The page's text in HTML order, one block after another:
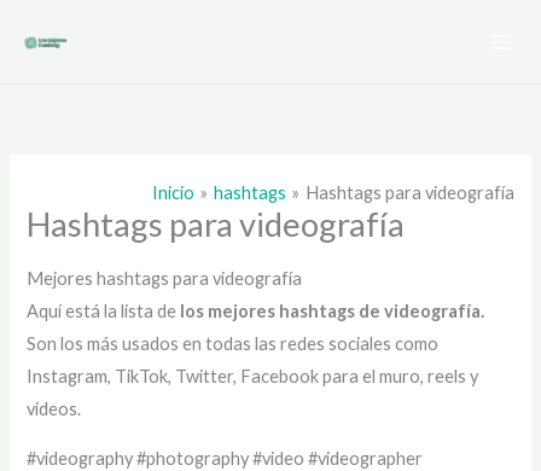
Inicio hashtags Hashtags para videografía
Hashtags para videografía
Mejores hashtags para videografía
Aquí está la lista de los mejores hashtags devideografía.
Son los más usados en todas las redes sociales como
Instagram, TikTok, Twitter, Facebook para el muro, reels y
videos.
#videography #photography #video #videographer